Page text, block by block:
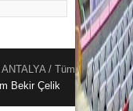
/ Tüm
Bekir Çelik